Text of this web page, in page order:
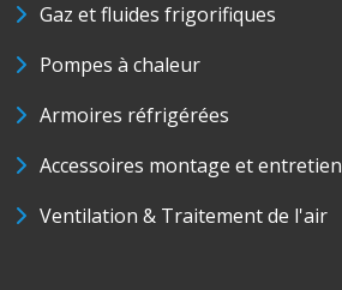
Gaz et fluides frigorifiques
Pompes à chaleur
Armoires réfrigérées
Accessoires montage et entretien
Ventilation & Traitement de l'air